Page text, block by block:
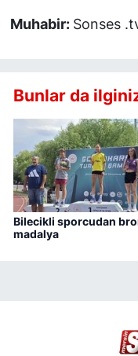
Muhabir: Sonses
Bunlar da
Bilecikli sporcudan
madalya